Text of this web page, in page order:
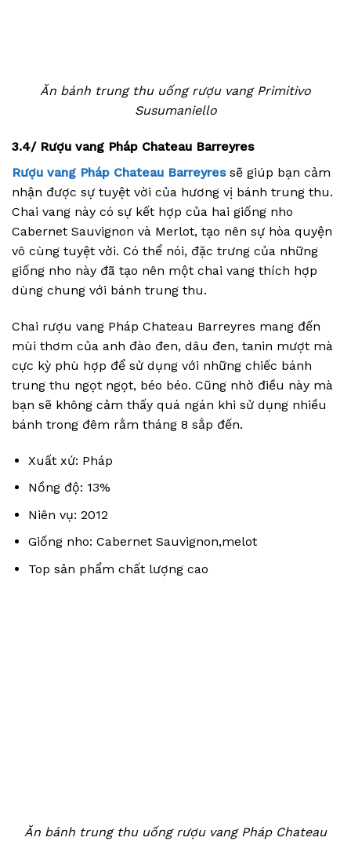
Ăn bánh trung thu uống rượu vang Primitivo
Susumaniello
3.4/ Rượu vang Pháp Chateau Barreyres
Rượu vang Pháp Chateau Barreyressẽ giúp bạn cảm
nhận được sự tuyệt vời của hương vị bánh trung thu.
Chai vang này có sự kết hợp của hai giống nho
Cabernet Sauvignon và Merlot, tạo nên sự hòa quyện
vô cùng tuyệt vời. Có thể nói, đặc trưng của những
giống nho này đã tạo nên một chai vang thích hợp
dùng chung với bánh trung thu.
Chai rượu vang Pháp Chateau Barreyres mang đến
mùi thơm của anh đào đen, dâu đen, tanin mượt mà
cực kỳ phù hợp để sử dụng với những chiếc bánh
trung thu ngọt ngọt, béo béo. Cũng nhờ điều này mà
bạn sẽ không cảm thấy quá ngán khi sử dụng nhiều
bánh trong đêm rằm tháng 8 sắp đến.
Xuất xứ: Pháp
Nồng độ: 13%
Niên vụ: 2012
Giống nho: Cabernet Sauvignon,melot
Top sản phẩm chất lượng cao
Ăn bánh trung thu uống rượu vang Pháp Chateau